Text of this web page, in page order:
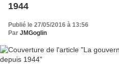
1944
Publié le 27/05/2016 à 13:56
Par JMGoglin